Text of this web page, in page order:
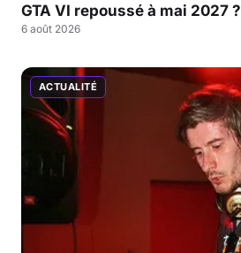
GTA VI repoussé à mai 2027 ?
6 août 2026
ACTUALITÉ